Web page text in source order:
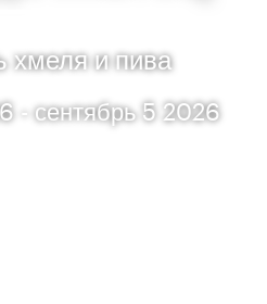
хмеля и пива
- сентябрь 5 2026